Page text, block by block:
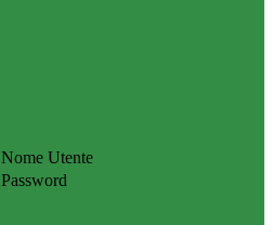
Nome Utente
Password